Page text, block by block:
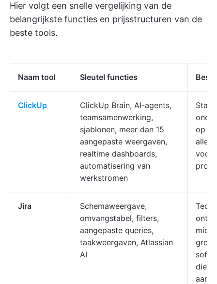
Hier volgt een snelle vergelijking van de
belangrijkste functies en prijsstructuren van de
beste tools.
Naam tool Sleutel functies
ClickUp
ClickUp Brain, AI-agents,
teamsamenwerking,
sjablonen, meer dan 15
aangepaste weergaven,
realtime dashboards,
automatisering van
werkstromen
op
voor
Jira
Schemaweergave,
omvangstabel, filters,
aangepaste queries,
taakweergaven, Atlassian
AI
Tech
grote
die
aan